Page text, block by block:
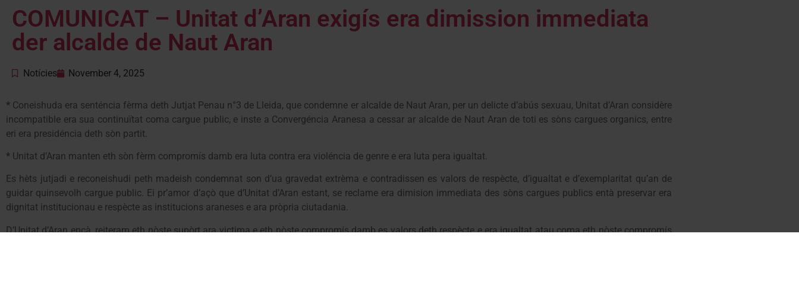
COMUNICAT – Unitat d’Aran exigís era dimission immediata
der alcalde de Naut Aran
Notícies November 4, 2025
* Coneishuda era senténcia fèrma deth Jutjat Penau n°3 de Lleida, que condemne er alcalde de Naut Aran, per un delicte d’abús sexuau, Unitat d’Aran considère
incompatible era sua continuïtat coma cargue public, e inste a Convergéncia Aranesa a cessar ar alcalde de Naut Aran de toti es sòns cargues organics, entre
eri era presidéncia deth sòn partit.
* ⁠Unitat d’Aran manten eth sòn fèrm compromís damb era luta contra era violéncia de genre e era luta pera igualtat.
Es hèts jutjadi e reconeishudi peth madeish condemnat son d’ua gravedat extrèma e contradissen es valors de respècte, d’igualtat e d’exemplaritat qu’an de
guidar quinsevolh cargue public. Ei pr’amor d’açò que d’Unitat d’Aran estant, se reclame era dimision immediata des sòns cargues publics entà preservar era
dignitat institucionau e respècte as institucions araneses e ara pròpria ciutadania.
D’Unitat d’Aran ençà, reiteram eth nòste supòrt ara victima e eth nòste compromís damb es valors deth respècte e era igualtat atau coma eth nòste compromís